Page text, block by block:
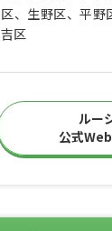
区、生野区、平野
吉区
ルー
公式